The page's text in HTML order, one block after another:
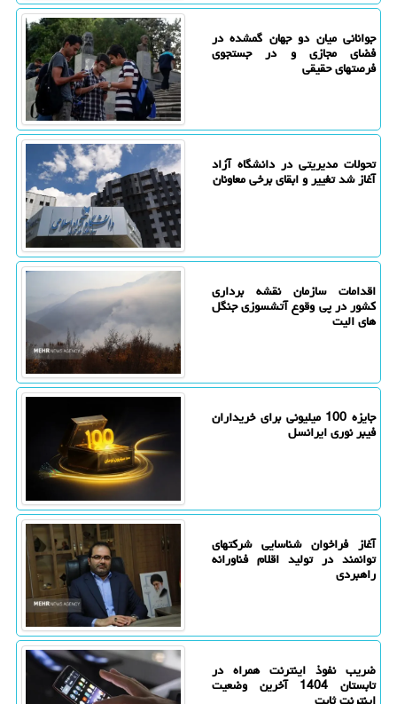
جوانانی میان دو جهان گمشده در
فضای مجازی و در جستجوی
فرصتهای حقیقی
تحولات مدیریتی در دانشگاه آزاد
آغاز شد تغییر و ابقای برخی معاونان
اقدامات سازمان نقشه برداری
کشور در پی وقوع آتشسوزی جنگل
های الیت
جایزه 100 میلیونی برای خریداران
فیبر نوری ایرانسل
آغاز فراخوان شناسایی شرکتهای
توانمند در تولید اقلام فناورانه
راهبردی
ضریب نفوذ اینترنت همراه در
تابستان 1404 آخرین وضعیت